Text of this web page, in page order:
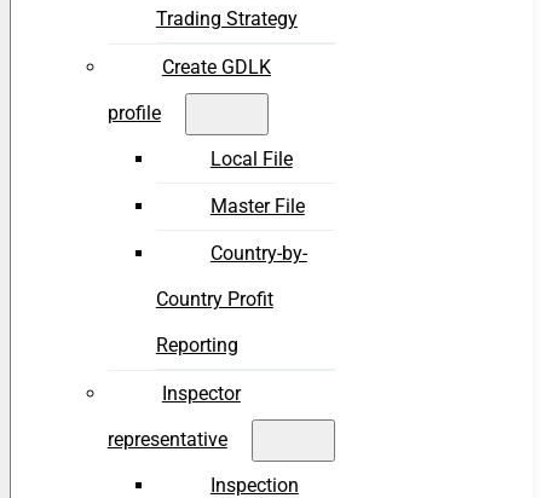
Trading Strategy
Create GDLK
profile
Local File
Master File
Country-by-
Country Profit
Reporting
Inspector
representative
Inspection